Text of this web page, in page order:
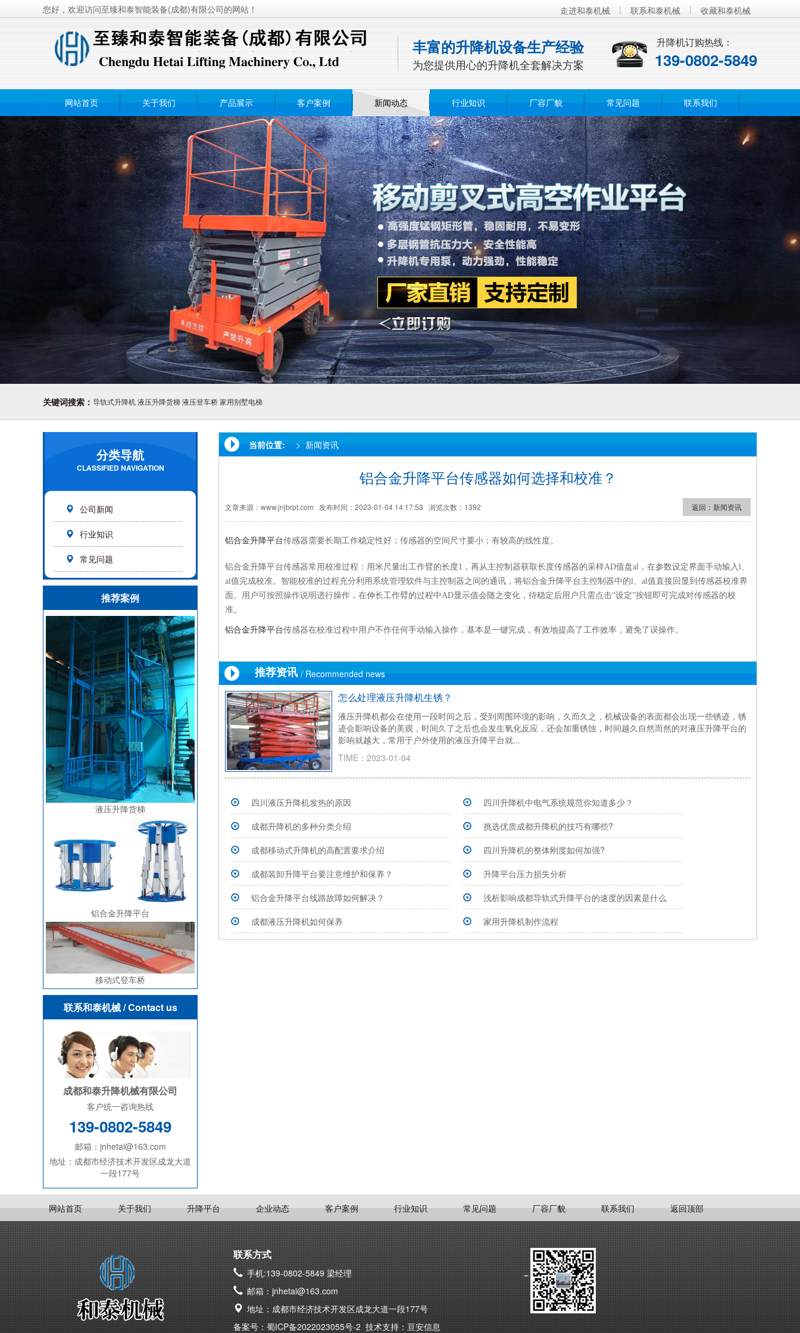
您好，欢迎访问至臻和泰智能装备(成都)有限公司的网站！ 走进和泰机械 | 联系和泰机械 | 收藏和泰机械
丰富的升降机设备生产经验
为您提供用心的升降机全套解决方案
升降机订购热线：
139-0802-5849
网站首页 关于我们 产品展示 客户案例 新闻动态 行业知识 厂容厂貌 常见问题 联系我们
关键词搜索： 导轨式升降机液压升降货梯液压登车桥家用别墅电梯
分类导航
CLASSIFIED NAVIGATION
公司新闻
行业知识
常见问题
推荐案例
液压升降货梯
铝合金升降平台
移动式登车桥
联系和泰机械/ Contact us
成都和泰升降机械有限公司
客户统一咨询热线
139-0802-5849
邮箱：jnhetai@163.com
地址：成都市经济技术开发区成龙大道
一段177号
当前位置: > 新闻资讯
铝合金升降平台传感器如何选择和校准？
文章来源：www.jnjbrpt.com 发布时间：2023-01-04 14:17:53 浏览次数：1392 返回： 新闻资讯
铝合金升降平台传感器需要长期工作稳定性好；传感器的空间尺寸要小；有较高的线性度。
铝合金升降平台传感器常用校准过程：用米尺量出工作臂的长度1，再从主控制器获取长度传感器的采样AD值盘al，在参数设定界面手动输入l、
al值完成校准。智能校准的过程充分利用系统管理软件与主控制器之间的通讯，将铝合金升降平台主控制器中的l、al值直接回显到传感器校准界
面。用户可按照操作说明进行操作，在伸长工作臂的过程中AD显示值会随之变化，待稳定后用户只需点击“设定”按钮即可完成对传感器的校
准。
铝合金升降平台传感器在校准过程中用户不作任何手动输入操作，基本是一键完成，有效地提高了工作效率，避免了误操作。
推荐资讯 / Recommended news
怎么处理液压升降机生锈？
液压升降机都会在使用一段时间之后，受到周围环境的影响，久而久之，机械设备的表面都会出现一些锈迹，锈
迹会影响设备的美观，时间久了之后也会发生氧化反应，还会加重锈蚀，时间越久自然而然的对液压升降平台的
影响就越大，常用于户外使用的液压升降平台就...
TIME：2023-01-04
四川液压升降机发热的原因
四川升降机中电气系统规范你知道多少？
成都升降机的多种分类介绍
挑选优质成都升降机的技巧有哪些?
成都移动式升降机的高配置要求介绍
四川升降机的整体刚度如何加强?
成都装卸升降平台要注意维护和保养？
升降平台压力损失分析
铝合金升降平台线路故障如何解决？
浅析影响成都导轨式升降平台的速度的因素是什么
成都液压升降机如何保养
家用升降机制作流程
网站首页 关于我们 升降平台 企业动态 客户案例 行业知识 常见问题 厂容厂貌 联系我们 返回顶部
联系方式
手机:139-0802-5849 梁经理
邮箱：jnhetai@163.com
地址：成都市经济技术开发区成龙大道一段177号
备案号：蜀ICP备2022023055号-2技术支持：亘安信息